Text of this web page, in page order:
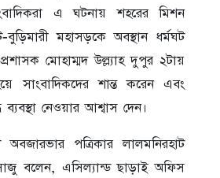
এ ঘটনায় শহরের মিশন
বুড়িমারী মহাসড়কে অবস্থান ধর্মঘট
মোহাম্মদ উল্ল্যাহ দুপুর ২টায়
সাংবাদিকদের শান্ত করেন এবং
ব্যবস্থা নেওয়ার আশ্বাস দেন।
পত্রিকার লালমনিরহাট
বলেন, এসিল্যান্ড ছাড়াই অফিস